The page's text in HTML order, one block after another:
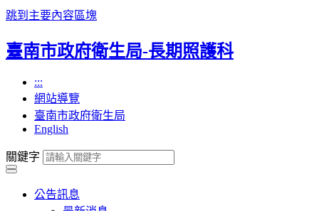
跳到主要內容區塊
臺南市政府衛生局-長期照護科
:::
網站導覽
臺南市政府衛生局
English
關鍵字
公告訊息